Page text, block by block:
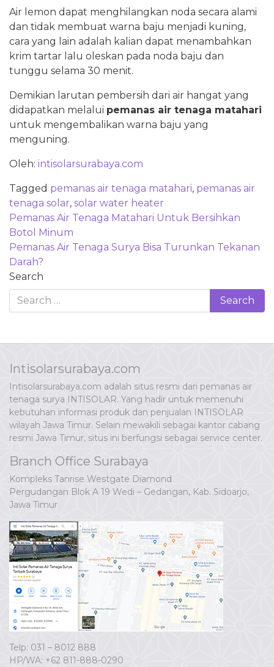
Air lemon dapat menghilangkan noda secara alami
dan tidak membuat warna baju menjadi kuning,
cara yang lain adalah kalian dapat menambahkan
krim tartar lalu oleskan pada noda baju dan
tunggu selama 30 menit.
Demikian larutan pembersih dari air hangat yang
didapatkan melalui pemanas air tenaga matahari
untuk mengembalikan warna baju yang
menguning.
Oleh: intisolarsurabaya.com
Tagged pemanas air tenaga matahari, pemanas air
tenaga solar, solar water heater
Post
navigation
Pemanas Air Tenaga Matahari Untuk Bersihkan
Botol Minum
Pemanas Air Tenaga Surya Bisa Turunkan Tekanan
Darah?
Search
Intisolarsurabaya.com
Intisolarsurabaya.com adalah situs resmi dari pemanas air
tenaga surya INTISOLAR. Yang hadir untuk memenuhi
kebutuhan informasi produk dan penjualan INTISOLAR
wilayah Jawa Timur. Selain mewakili sebagai kantor cabang
resmi Jawa Timur, situs ini berfungsi sebagai service center.
Branch Office Surabaya
Kompleks Tanrise Westgate Diamond
Pergudangan Blok A 19 Wedi – Gedangan, Kab. Sidoarjo,
Jawa Timur
Telp: 031 – 8012 888
HP/WA: +62 811-888-0290